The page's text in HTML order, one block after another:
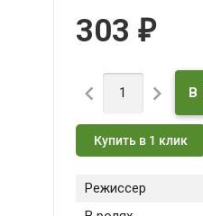
303 ₽
 
Купить в 1 клик
Режиссер